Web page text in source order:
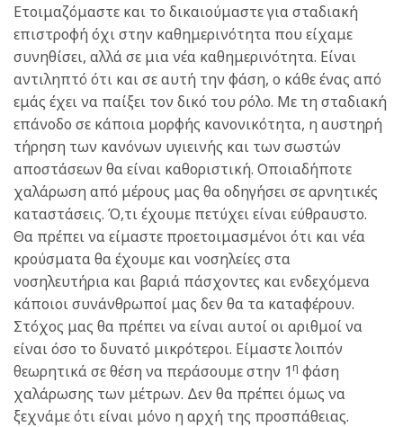
Ετοιμαζόμαστε και το δικαιούμαστε για σταδιακή
επιστροφή όχι στην καθημερινότητα που είχαμε
συνηθίσει, αλλά σε μια νέα καθημερινότητα. Είναι
αντιληπτό ότι και σε αυτή την φάση, ο κάθε ένας από
εμάς έχει να παίξει τον δικό του ρόλο. Με τη σταδιακή
επάνοδο σε κάποια μορφής κανονικότητα, η αυστηρή
τήρηση των κανόνων υγιεινής και των σωστών
αποστάσεων θα είναι καθοριστική. Οποιαδήποτε
χαλάρωση από μέρους μας θα οδηγήσει σε αρνητικές
καταστάσεις. Ό,τι έχουμε πετύχει είναι εύθραυστο.
Θα πρέπει να είμαστε προετοιμασμένοι ότι και νέα
κρούσματα θα έχουμε και νοσηλείες στα
νοσηλευτήρια και βαριά πάσχοντες και ενδεχόμενα
κάποιοι συνάνθρωποί μας δεν θα τα καταφέρουν.
Στόχος μας θα πρέπει να είναι αυτοί οι αριθμοί να
είναι όσο το δυνατό μικρότεροι. Είμαστε λοιπόν
θεωρητικά σε θέση να περάσουμε στην 1η φάση
χαλάρωσης των μέτρων. Δεν θα πρέπει όμως να
ξεχνάμε ότι είναι μόνο η αρχή της προσπάθειας.